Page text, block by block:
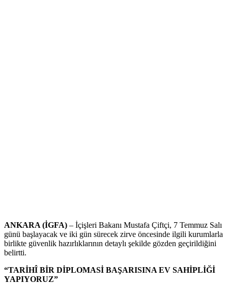
ANKARA (İGFA) – İçişleri Bakanı Mustafa Çiftçi, 7 Temmuz Salı
günü başlayacak ve iki gün sürecek zirve öncesinde ilgili kurumlarla
birlikte güvenlik hazırlıklarının detaylı şekilde gözden geçirildiğini
belirtti.
“TARİHÎ BİR DİPLOMASİ BAŞARISINA EV SAHİPLİĞİ
YAPIYORUZ”